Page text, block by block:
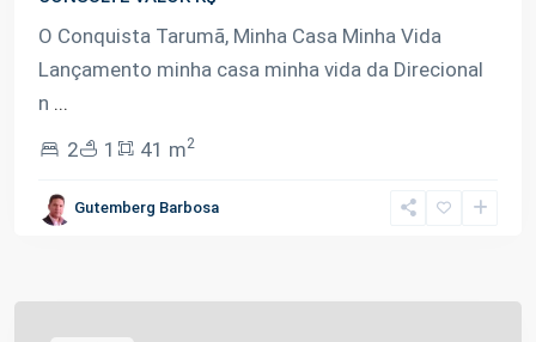
O Conquista Tarumã, Minha Casa Minha Vida
Lançamento minha casa minha vida da Direcional
n ...
2
1 41 m2
Gutemberg Barbosa